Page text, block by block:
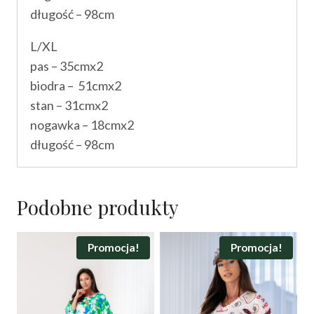
długość – 98cm
L/XL
pas – 35cmx2
biodra – 51cmx2
stan – 31cmx2
nogawka – 18cmx2
długość – 98cm
Podobne produkty
Promocja! Promocja!